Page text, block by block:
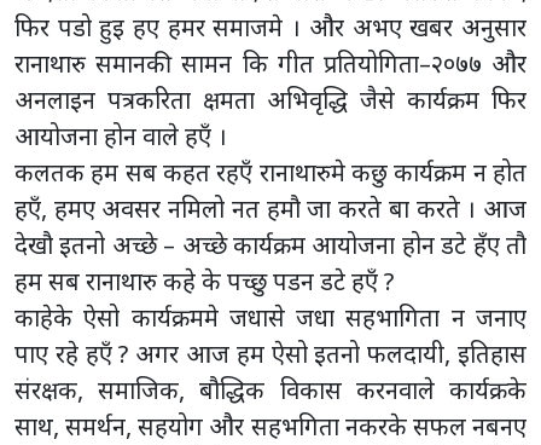
फिर पडो हुइ हए हमर समाजमे । और अभए खबर अनुसार
रानाथारु समानकी सामन कि गीत प्रतियोगिता–२०७७ और
अनलाइन पत्रकरिता क्षमता अभिवृद्धि जैसे कार्यक्रम फिर
आयोजना होन वाले हएँ ।
कलतक हम सब कहत रहएँ रानाथारुमे कछु कार्यक्रम न होत
हएँ, हमए अवसर नमिलो नत हमौ जा करते बा करते । आज
देखौ इतनो अच्छे – अच्छे कार्यक्रम आयोजना होन डटे हँए तौ
हम सब रानाथारु कहे के पच्छु पडन डटे हएँ ?
काहेके ऐसो कार्यक्रममे जधासे जधा सहभागिता न जनाए
पाए रहे हएँ ? अगर आज हम ऐसो इतनो फलदायी, इतिहास
संरक्षक, समाजिक, बौद्धिक विकास करनवाले कार्यक्रके
साथ, समर्थन, सहयोग और सहभगिता नकरके सफल नबनए